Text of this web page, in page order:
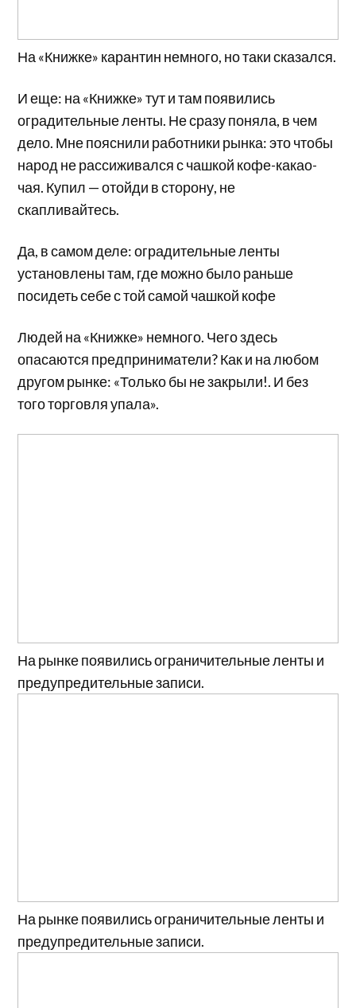
На «Книжке» карантин немного, но таки сказался.
И еще: на «Книжке» тут и там появились
оградительные ленты. Не сразу поняла, в чем
дело. Мне пояснили работники рынка: это чтобы
народ не рассиживался с чашкой кофе-какао-
чая. Купил — отойди в сторону, не
скапливайтесь.
Да, в самом деле: оградительные ленты
установлены там, где можно было раньше
посидеть себе с той самой чашкой кофе
Людей на «Книжке» немного. Чего здесь
опасаются предприниматели? Как и на любом
другом рынке: «Только бы не закрыли!. И без
того торговля упала».
На рынке появились ограничительные ленты и
предупредительные записи.
На рынке появились ограничительные ленты и
предупредительные записи.